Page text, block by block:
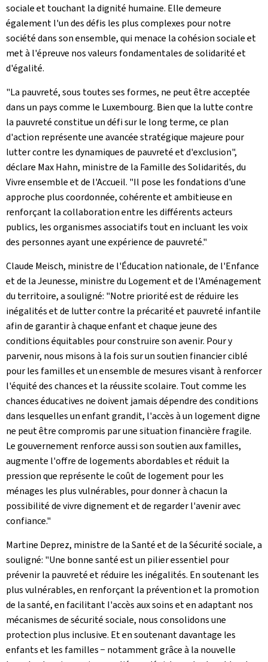
sociale et touchant la dignité humaine. Elle demeure
également l'un des défis les plus complexes pour notre
société dans son ensemble, qui menace la cohésion sociale et
met à l'épreuve nos valeurs fondamentales de solidarité et
d'égalité.
"La pauvreté, sous toutes ses formes, ne peut être acceptée
dans un pays comme le Luxembourg. Bien que la lutte contre
la pauvreté constitue un défi sur le long terme, ce plan
d'action représente une avancée stratégique majeure pour
lutter contre les dynamiques de pauvreté et d'exclusion",
déclare Max Hahn, ministre de la Famille des Solidarités, du
Vivre ensemble et de l'Accueil. "Il pose les fondations d'une
approche plus coordonnée, cohérente et ambitieuse en
renforçant la collaboration entre les différents acteurs
publics, les organismes associatifs tout en incluant les voix
des personnes ayant une expérience de pauvreté."
Claude Meisch, ministre de l'Éducation nationale, de l'Enfance
et de la Jeunesse, ministre du Logement et de l'Aménagement
du territoire, a souligné: "Notre priorité est de réduire les
inégalités et de lutter contre la précarité et pauvreté infantile
afin de garantir à chaque enfant et chaque jeune des
conditions équitables pour construire son avenir. Pour y
parvenir, nous misons à la fois sur un soutien financier ciblé
pour les familles et un ensemble de mesures visant à renforcer
l'équité des chances et la réussite scolaire. Tout comme les
chances éducatives ne doivent jamais dépendre des conditions
dans lesquelles un enfant grandit, l'accès à un logement digne
ne peut être compromis par une situation financière fragile.
Le gouvernement renforce aussi son soutien aux familles,
augmente l'offre de logements abordables et réduit la
pression que représente le coût de logement pour les
ménages les plus vulnérables, pour donner à chacun la
possibilité de vivre dignement et de regarder l'avenir avec
confiance."
Martine Deprez, ministre de la Santé et de la Sécurité sociale, a
souligné: "Une bonne santé est un pilier essentiel pour
prévenir la pauvreté et réduire les inégalités. En soutenant les
plus vulnérables, en renforçant la prévention et la promotion
de la santé, en facilitant l'accès aux soins et en adaptant nos
mécanismes de sécurité sociale, nous consolidons une
protection plus inclusive. Et en soutenant davantage les
enfants et les familles − notamment grâce à la nouvelle